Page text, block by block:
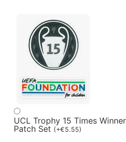
UCL Trophy 15 Times
Patch Set (+€5.55)